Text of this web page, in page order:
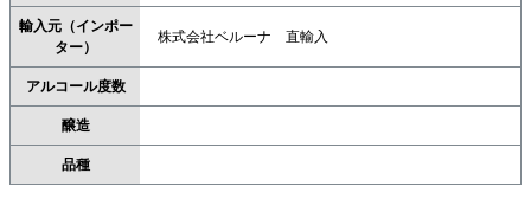
輸入元（インポー
ター）
株式会社ベルーナ 直輸入
アルコール度数
醸造
品種